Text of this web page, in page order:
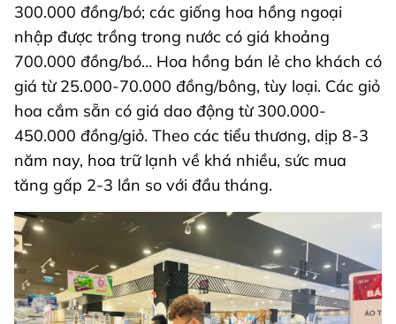
300.000 đồng/bó; các giống hoa hồng ngoại
nhập được trồng trong nước có giá khoảng
700.000 đồng/bó… Hoa hồng bán lẻ cho khách có
giá từ 25.000-70.000 đồng/bông, tùy loại. Các giỏ
hoa cắm sẵn có giá dao động từ 300.000-
450.000 đồng/giỏ. Theo các tiểu thương, dịp 8-3
năm nay, hoa trữ lạnh về khá nhiều, sức mua
tăng gấp 2-3 lần so với đầu tháng.